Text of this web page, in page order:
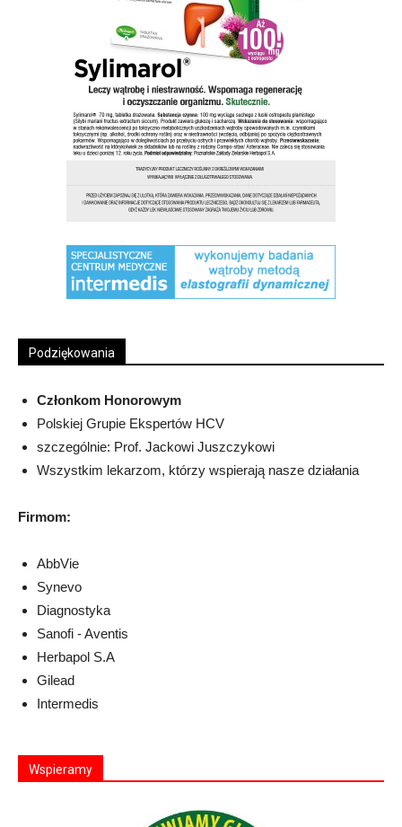
Podziękowania
Członkom Honorowym
Polskiej Grupie Ekspertów HCV
szczególnie: Prof. Jackowi Juszczykowi
Wszystkim lekarzom, którzy wspierają nasze działania
Firmom:
AbbVie
Synevo
Diagnostyka
Sanofi - Aventis
Herbapol S.A
Gilead
Intermedis
Wspieramy